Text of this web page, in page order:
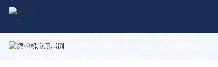
作为专业的 石膏粉碎机械工作原理 制造厂家，我们致力于为
您量身定制高价值的粉体加工系统方案。获取厂家直销报价及